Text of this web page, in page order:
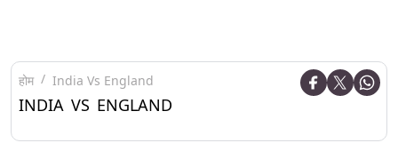
होम India Vs England
INDIA VS ENGLAND